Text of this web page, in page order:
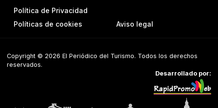
Política de Privacidad
Políticas de cookies
Aviso legal
Copyright © 2026 El Periódico del Turismo. Todos los derechos
reservados.
Desarrollado por: